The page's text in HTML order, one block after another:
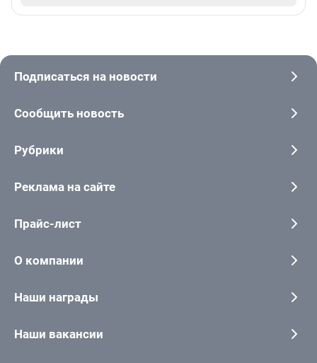
Подписаться на новости
Сообщить новость
Рубрики
Реклама на сайте
Прайс-лист
О компании
Наши награды
Наши вакансии